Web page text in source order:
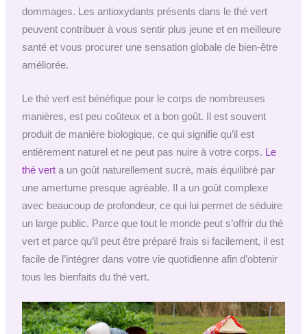
dommages. Les antioxydants présents dans le thé vert
peuvent contribuer à vous sentir plus jeune et en meilleure
santé et vous procurer une sensation globale de bien-être
améliorée.
Le thé vert est bénéfique pour le corps de nombreuses
manières, est peu coûteux et a bon goût. Il est souvent
produit de manière biologique, ce qui signifie qu’il est
entièrement naturel et ne peut pas nuire à votre corps. Le
thé verta un goût naturellement sucré, mais équilibré par
une amertume presque agréable. Il a un goût complexe
avec beaucoup de profondeur, ce qui lui permet de séduire
un large public. Parce que tout le monde peut s’offrir du thé
vert et parce qu’il peut être préparé frais si facilement, il est
facile de l’intégrer dans votre vie quotidienne afin d’obtenir
tous les bienfaits du thé vert.